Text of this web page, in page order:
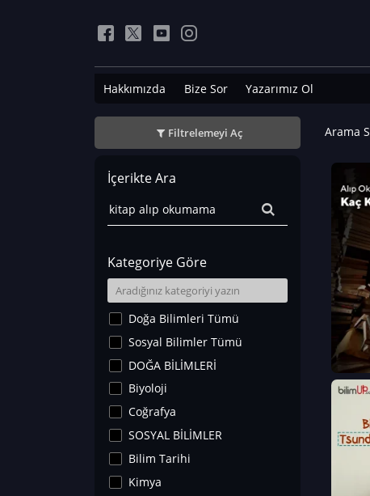
Hakkımızda Bize Sor Yazarımız Ol
Filtrelemeyi Aç
İçerikte Ara
Kategoriye Göre
Doğa Bilimleri Tümü
Sosyal Bilimler Tümü
DOĞA BİLİMLERİ
Biyoloji
Coğrafya
SOSYAL BİLİMLER
Bilim Tarihi
Kimya
Arama